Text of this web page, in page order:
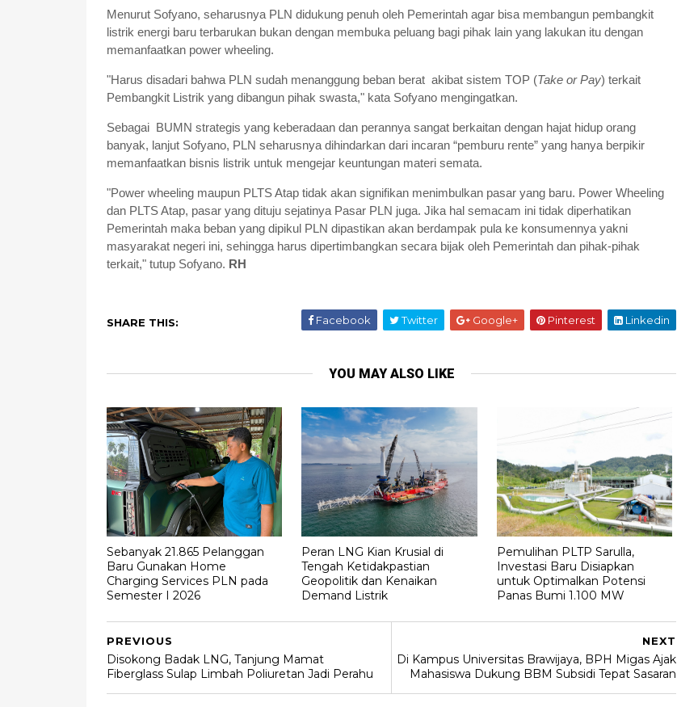
Menurut Sofyano, seharusnya PLN didukung penuh oleh Pemerintah agar bisa membangun pembangkit
listrik energi baru terbarukan bukan dengan membuka peluang bagi pihak lain yang lakukan itu dengan
memanfaatkan power wheeling.
"Harus disadari bahwa PLN sudah menanggung beban berat akibat sistem TOP (Take or Pay) terkait
Pembangkit Listrik yang dibangun pihak swasta," kata Sofyano mengingatkan.
Sebagai BUMN strategis yang keberadaan dan perannya sangat berkaitan dengan hajat hidup orang
banyak, lanjut Sofyano, PLN seharusnya dihindarkan dari incaran “pemburu rente” yang hanya berpikir
memanfaatkan bisnis listrik untuk mengejar keuntungan materi semata.
"Power wheeling maupun PLTS Atap tidak akan signifikan menimbulkan pasar yang baru. Power Wheeling
dan PLTS Atap, pasar yang dituju sejatinya Pasar PLN juga. Jika hal semacam ini tidak diperhatikan
Pemerintah maka beban yang dipikul PLN dipastikan akan berdampak pula ke konsumennya yakni
masyarakat negeri ini, sehingga harus dipertimbangkan secara bijak oleh Pemerintah dan pihak-pihak
terkait," tutup Sofyano. RH
SHARE THIS: Facebook Twitter Google+ Pinterest Linkedin
YOU MAY ALSO LIKE
Sebanyak 21.865 Pelanggan
Baru Gunakan Home
Charging Services PLN pada
Semester I 2026
Peran LNG Kian Krusial di
Tengah Ketidakpastian
Geopolitik dan Kenaikan
Demand Listrik
Pemulihan PLTP Sarulla,
Investasi Baru Disiapkan
untuk Optimalkan Potensi
Panas Bumi 1.100 MW
NEXT
Di Kampus Universitas Brawijaya, BPH Migas Ajak
Mahasiswa Dukung BBM Subsidi Tepat Sasaran
PREVIOUS
Disokong Badak LNG, Tanjung Mamat
Fiberglass Sulap Limbah Poliuretan Jadi Perahu